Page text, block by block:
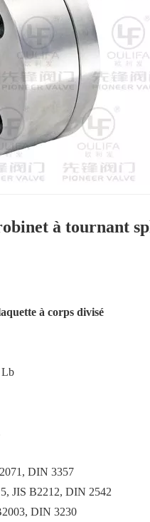
à tournant
à corps divisé
Lb
DIN 3357
JIS B2212, DIN 2542
DIN 3230